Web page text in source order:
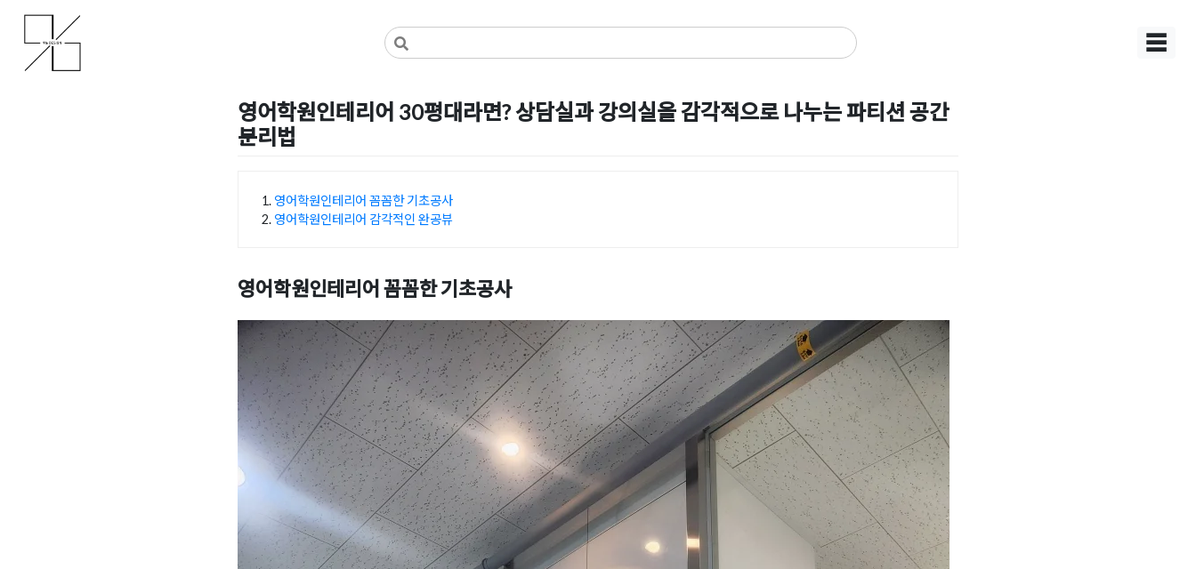
content
사무실인테리어 디자인 공사 비용견적 플랫폼
사무실인테리어 916
☰
영어학원인테리어 30평대라면? 상담실과 강의실을 감각적으로 나누는 파티션 공간
분리법
목차
영어학원인테리어 꼼꼼한 기초공사
영어학원인테리어 감각적인 완공뷰
영어학원인테리어 꼼꼼한 기초공사